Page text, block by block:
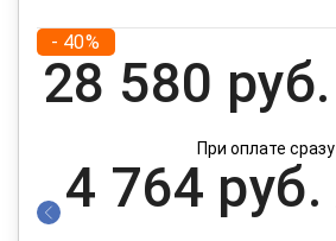
- 40%
28 580 руб.
При оплате сразу
4 764 руб.